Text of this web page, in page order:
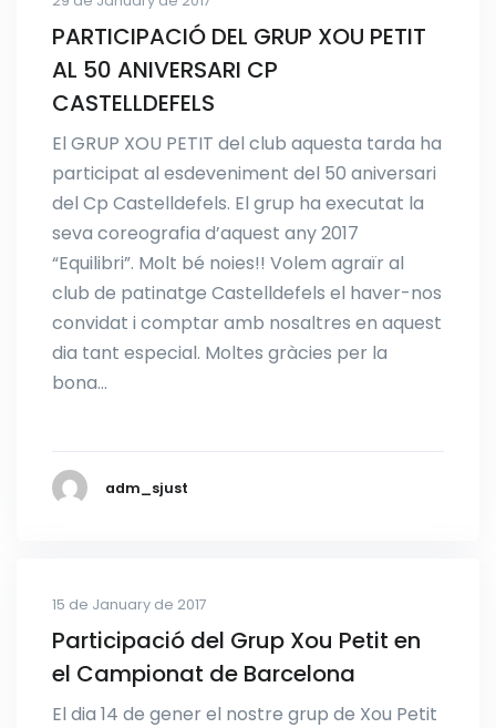
PARTICIPACIÓ DEL GRUP XOU PETIT
AL 50 ANIVERSARI CP
CASTELLDEFELS
El GRUP XOU PETIT del club aquesta tarda ha
participat al esdeveniment del 50 aniversari
del Cp Castelldefels. El grup ha executat la
seva coreografia d’aquest any 2017
“Equilibri”. Molt bé noies!! Volem agraïr al
club de patinatge Castelldefels el haver-nos
convidat i comptar amb nosaltres en aquest
dia tant especial. Moltes gràcies per la
bona…
adm_sjust
15 de January de 2017
Participació del Grup Xou Petit en
el Campionat de Barcelona
El dia 14 de gener el nostre grup de Xou Petit